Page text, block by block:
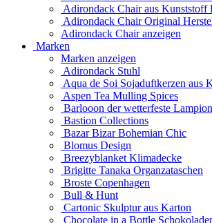
Adirondack Chair aus Kunststoff
Adirondack Chair Original
Adirondack Chair anzeigen
Marken
Marken anzeigen
Adirondack Stuhl
Aqua de Soi Sojaduftkerzen aus
Aspen Tea Mulling Spices
Barlooon der wetterfeste Lampion
Bastion Collections
Bazar Bizar Bohemian Chic
Blomus Design
Breezyblanket Klimadecke
Brigitte Tanaka Organzataschen
Broste Copenhagen
Bull & Hunt
Cartonic Skulptur aus Karton
Chocolate in a Bottle